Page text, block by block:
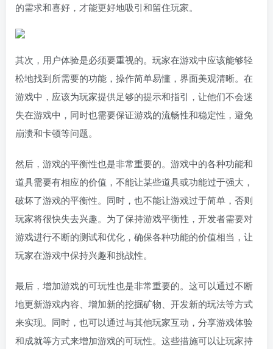
的需求和喜好，才能更好地吸引和留住玩家。
其次，用户体验是必须要重视的。玩家在游戏中应该能够轻
松地找到所需要的功能，操作简单易懂，界面美观清晰。在
游戏中，应该为玩家提供足够的提示和指引，让他们不会迷
失在游戏中，同时也需要保证游戏的流畅性和稳定性，避免
崩溃和卡顿等问题。
然后，游戏的平衡性也是非常重要的。游戏中的各种功能和
道具需要有相应的价值，不能让某些道具或功能过于强大，
破坏了游戏的平衡性。同时，也不能让游戏过于简单，否则
玩家将很快失去兴趣。为了保持游戏平衡性，开发者需要对
游戏进行不断的测试和优化，确保各种功能的价值相当，让
玩家在游戏中保持兴趣和挑战性。
最后，增加游戏的可玩性也是非常重要的。这可以通过不断
地更新游戏内容、增加新的挖掘矿物、开发新的玩法等方式
来实现。同时，也可以通过与其他玩家互动，分享游戏体验
和成就等方式来增加游戏的可玩性。这些措施可以让玩家持